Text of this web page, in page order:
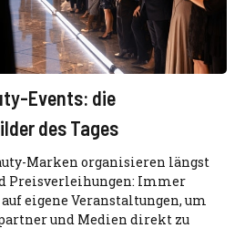
Events: die
des Tages
Marken organisieren längst
Preisverleihungen: Immer
eigene Veranstaltungen, um
und Medien direkt zu